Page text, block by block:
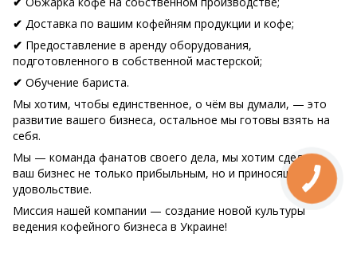
✔ Доставка по вашим кофейням продукции и кофе;
✔ Предоставление в аренду оборудования,
подготовленного в собственной мастерской;
✔ Обучение бариста.
Мы хотим, чтобы единственное, о чём вы думали, — это
развитие вашего бизнеса, остальное мы готовы взять на
себя.
Мы — команда фанатов своего дела, мы хотим сделать
ваш бизнес не только прибыльным, но и приносящим вам
удовольствие.
Миссия нашей компании — создание новой культуры
ведения кофейного бизнеса в Украине!